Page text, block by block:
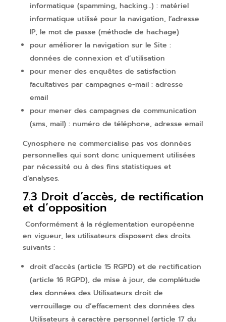
informatique (spamming, hacking…) : matériel
informatique utilisé pour la navigation, l’adresse
IP, le mot de passe (méthode de hachage)
pour améliorer la navigation sur le Site :
données de connexion et d’utilisation
pour mener des enquêtes de satisfaction
facultatives par campagnes e-mail : adresse
email
pour mener des campagnes de communication
(sms, mail) : numéro de téléphone, adresse email
Cynosphere ne commercialise pas vos données
personnelles qui sont donc uniquement utilisées
par nécessité ou à des fins statistiques et
d’analyses.
7.3 Droit d’accès, de rectification
et d’opposition
Conformément à la réglementation européenne
en vigueur, les utilisateurs disposent des droits
suivants :
droit d’accès (article 15 RGPD) et de rectification
(article 16 RGPD), de mise à jour, de complétude
des données des Utilisateurs droit de
verrouillage ou d’effacement des données des
Utilisateurs à caractère personnel (article 17 du